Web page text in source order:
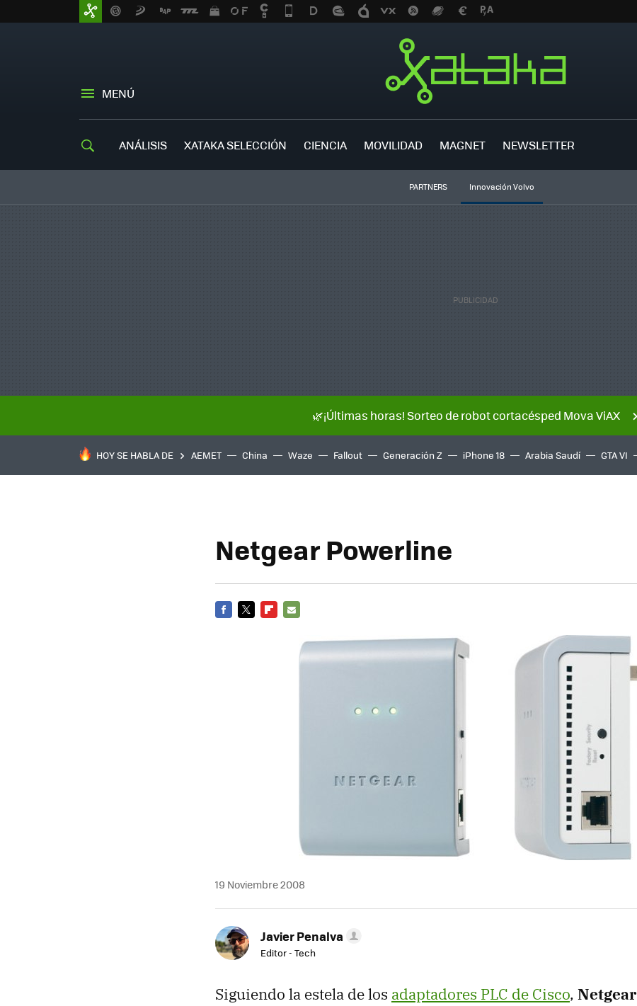
MENÚ
ANÁLISIS XATAKA SELECCIÓN CIENCIA MOVILIDAD MAGNET NEWSLETTER
PARTNERS Innovación Volvo
🌿¡Últimas horas! Sorteo de robot cortacésped Mova ViAX
HOY SE HABLA DE AEMET China Waze Fallout Generación Z iPhone 18 Arabia Saudí GTA VI
Netgear Powerline
MAIL
19 Noviembre 2008
Javier Penalva
Editor - Tech
Siguiendo la estela de los adaptadores PLC de Cisco, Netgear